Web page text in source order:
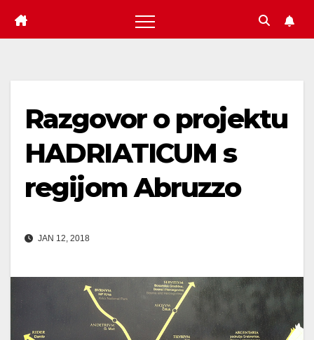
Razgovor o projektu
HADRIATICUM s
regijom Abruzzo
JAN 12, 2018